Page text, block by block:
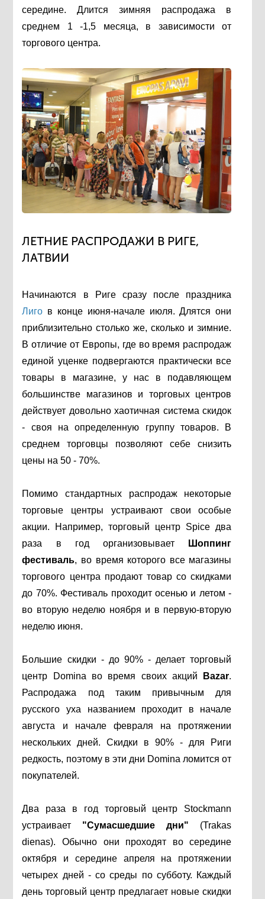
середине. Длится зимняя распродажа в
среднем 1 -1,5 месяца, в зависимости от
торгового центра.
ЛЕТНИЕ РАСПРОДАЖИ В РИГЕ,
ЛАТВИИ
Начинаются в Риге сразу после праздника
Лиго в конце июня-начале июля. Длятся они
приблизительно столько же, сколько и зимние.
В отличие от Европы, где во время распродаж
единой уценке подвергаются практически все
товары в магазине, у нас в подавляющем
большинстве магазинов и торговых центров
действует довольно хаотичная система скидок
- своя на определенную группу товаров. В
среднем торговцы позволяют себе снизить
цены на 50 - 70%.
Помимо стандартных распродаж некоторые
торговые центры устраивают свои особые
акции. Например, торговый центр Spice два
раза в год организовывает
Шоппинг
фестиваль, во время которого все магазины
торгового центра продают товар со скидками
до 70%. Фестиваль проходит осенью и летом -
во вторую неделю ноября и в первую-вторую
неделю июня.
Большие скидки - до 90% - делает торговый
центр Domina во время своих акций
Bazar.
Распродажа под таким привычным для
русского уха названием проходит в начале
августа и начале февраля на протяжении
нескольких дней. Скидки в 90% - для Риги
редкость, поэтому в эти дни Domina ломится от
покупателей.
Два раза в год торговый центр Stockmann
устраивает "Сумасшедшие дни" (Trakas
dienas). Обычно они проходят во середине
октября и середине апреля на протяжении
четырех дней - со среды по субботу. Каждый
день торговый центр предлагает новые скидки